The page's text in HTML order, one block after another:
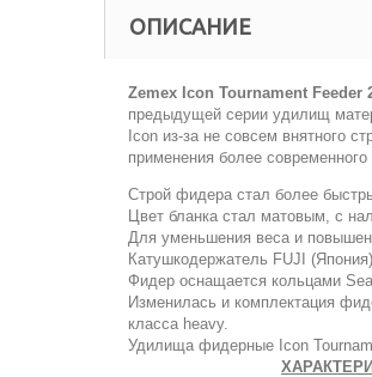
ОПИСАНИЕ
Zemex Icon Tournament Feeder
предыдущей серии удилищ
Icon из-за не совсем внятного
применения более современного
Строй фидера стал более
Цвет бланка стал матовым, с
Для уменьшения веса и
Катушкодержатель FUJI
Фидер оснащается кольцами
Изменилась и комплектация
класса heavy.
Удилища фидерные Icon